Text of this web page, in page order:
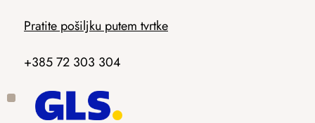
Pratite pošiljku putem tvrtke
+385 72 303 304